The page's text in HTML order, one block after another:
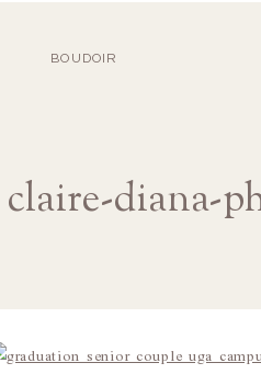
BOUDOIR
claire-diana-